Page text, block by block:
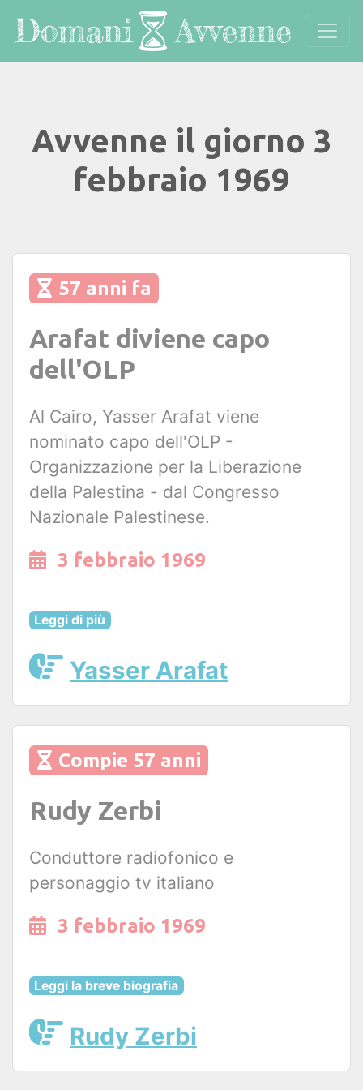
Avvenne il giorno 3
febbraio 1969
57 anni fa
Arafat diviene capo
dell'OLP
Al Cairo, Yasser Arafat viene
nominato capo dell'OLP -
Organizzazione per la Liberazione
della Palestina - dal Congresso
Nazionale Palestinese.
3 febbraio 1969
Leggi di più
Yasser Arafat
Compie 57 anni
Rudy Zerbi
Conduttore radiofonico e
personaggio tv italiano
3 febbraio 1969
Leggi la breve biografia
Rudy Zerbi